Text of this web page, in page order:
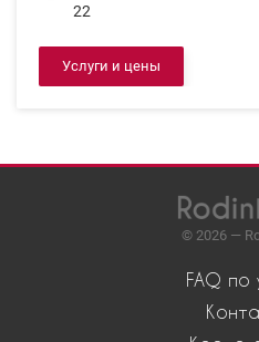
22
Услуги и цены
© 2026 —
FAQ по